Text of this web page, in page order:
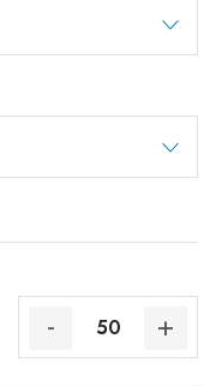
Kontakt